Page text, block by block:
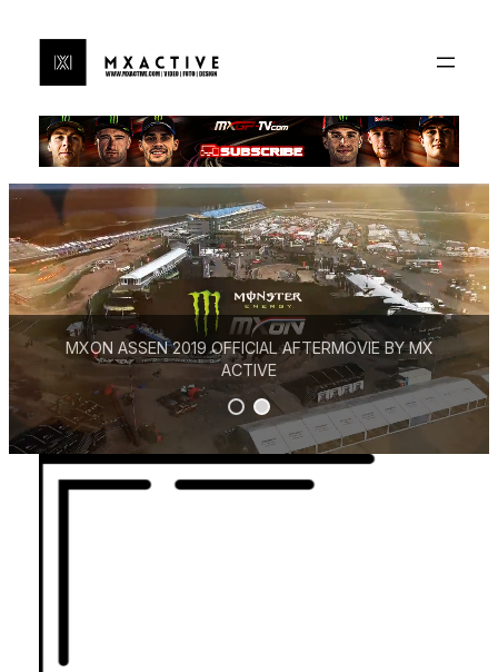
naar
MXON ASSEN 2019 OFFICIAL AFTERMOVIE BY MX
ACTIVE